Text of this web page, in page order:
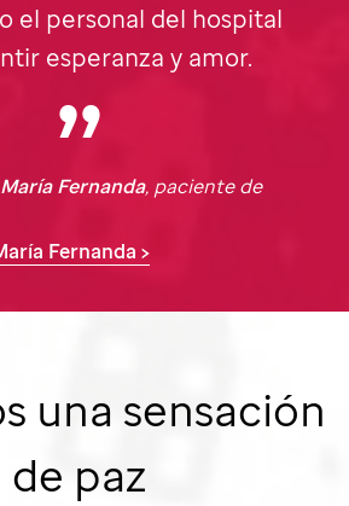
el personal del hospital
esperanza y amor.
Fernanda, paciente de
Fernanda >
una sensación
de paz